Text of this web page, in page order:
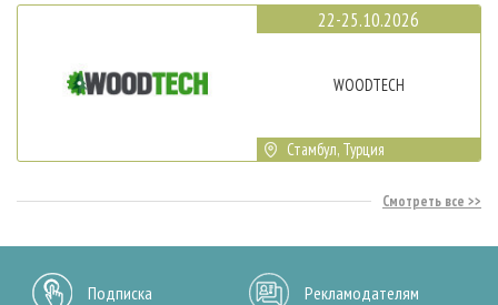
22-25.10.2026
WOODTECH
Стамбул, Турция
Смотреть все
Подписка Рекламодателям